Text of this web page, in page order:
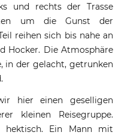
und rechts der Trasse
um die Gunst der
reihen sich bis nahe an
Hocker. Die Atmosphäre
in der gelacht, getrunken
hier einen geselligen
kleinen Reisegruppe.
hektisch. Ein Mann mit